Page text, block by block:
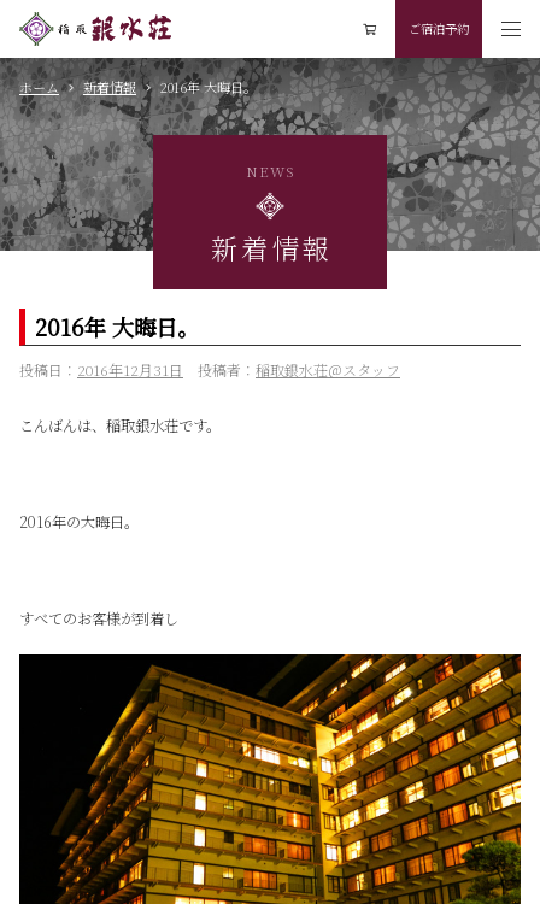
ご宿泊予約
NEWS
新着情報
ホーム 新着情報 2016年 大晦日。
2016年 大晦日。
投稿日： 2016年12月31日 投稿者： 稲取銀水荘＠スタッフ
こんばんは、稲取銀水荘です。
2016年の大晦日。
すべてのお客様が到着し